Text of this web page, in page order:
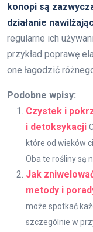
konopi są
działanie
regularne ich
przykład poprawę
one łagodzić
Podobne wpisy:
Czystek i
i detoksykacji
które od wieków
Oba te rośliny są
Jak
metody i
może spotkać
szczególnie w